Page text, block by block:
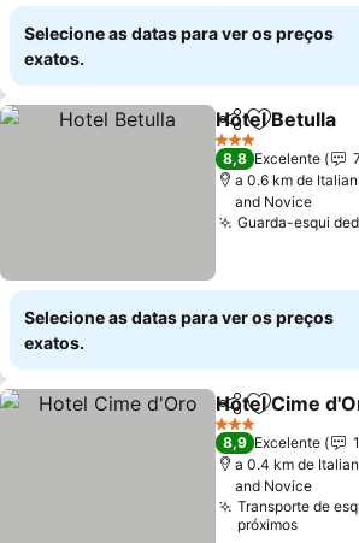
Selecione as datas para ver os preços
exatos.
PartilharAdicionar
Hotel Betulla
3 Estrelas
8,8 Excelente
a 0.6 km de
and Novice
Guarda-esqui
Selecione as datas para ver os preços
exatos.
PartilharAdicionar
Hotel Cime
3 Estrelas
8,9 Excelente
a 0.4 km de
and Novice
Transporte de
próximos